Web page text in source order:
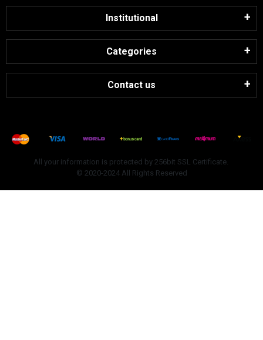
Institutional
Categories
Contact us
All your information is protected by 256bit SSL Certificate.
© 2020-2024 All Rights Reserved